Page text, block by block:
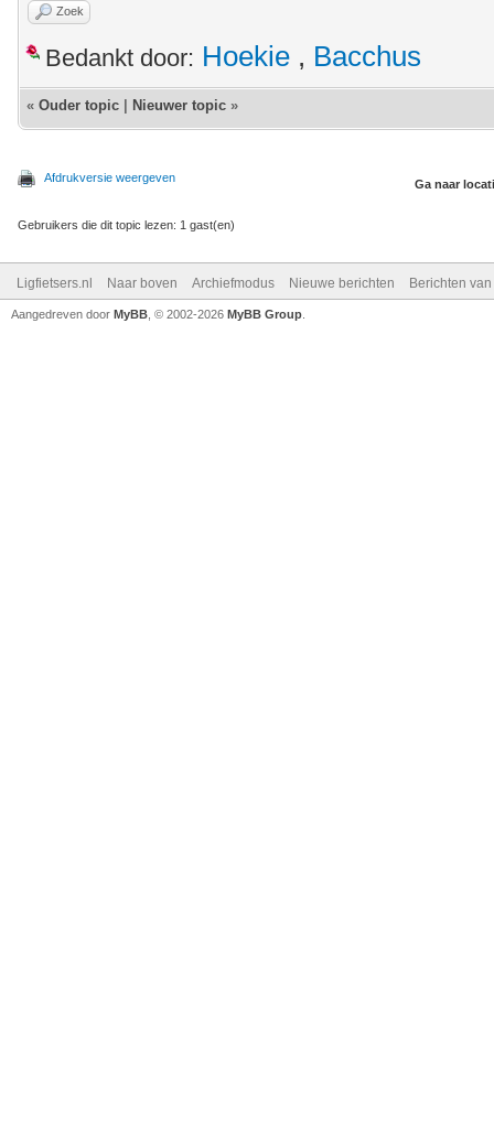
Zoek
Bedankt door: Hoekie , Bacchus
« Ouder topic Nieuwer topic »
Afdrukversie weergeven Ga naar
Gebruikers die dit topic lezen: 1 gast(en)
Ligfietsers.nl Naar boven Archiefmodus Nieuwe berichten Berichten
Aangedreven door MyBB , © 2002-2026 MyBB Group